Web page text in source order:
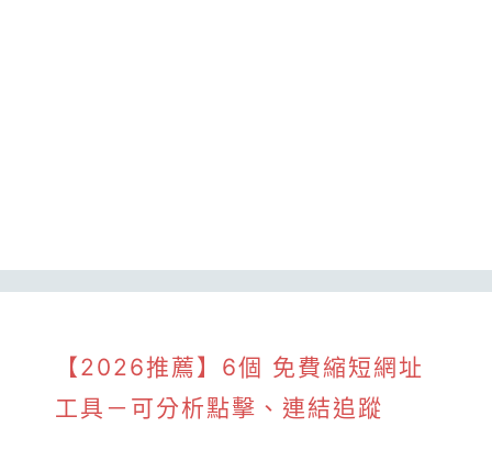
【2026推薦】6個 免費縮短網址
工具－可分析點擊、連結追蹤